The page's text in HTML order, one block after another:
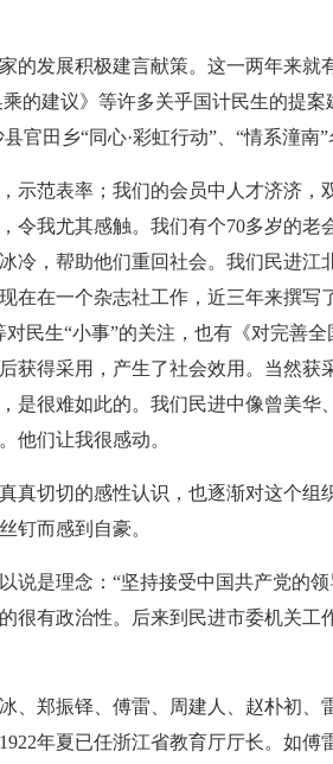
的发展积极建言献策。这一两年来
的建议》等许多关乎国计民生的提
官田乡“同心·彩虹行动”、“情系潼南
示范表率；我们的会员中人才济济
令我尤其感触。我们有个70多岁的老
冷，帮助他们重回社会。我们民进
在在一个杂志社工作，近三年来撰写
民生“小事”的关注，也有《对完善
获得采用，产生了社会效用。当然
是很难如此的。我们民进中像曾美
他们让我很感动。
真切切的感性认识，也逐渐对这个组
钉而感到自豪。
说是理念：“坚持接受中国共产党的
很有政治性。后来到民进市委机关
、郑振铎、傅雷、周建人、赵朴初
1922年夏已任浙江省教育厅厅长。如傅